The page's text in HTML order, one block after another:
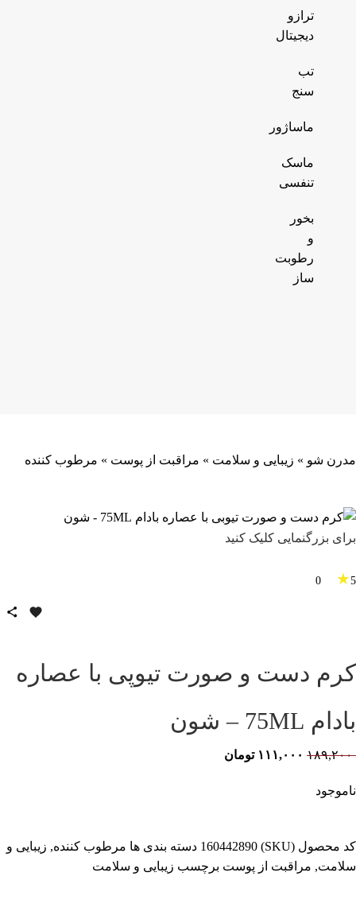
ترازو
دیجیتال
تب
سنج
ماساژور
ماسک
تنفسی
بخور
و
رطوبت
ساز
مدرن شو » زیبایی و سلامت » مراقبت از پوست » مرطوب کننده
برای بزرگنمایی کلیک کنید
5
★
کرم دست و صورت تیوپی با عصاره
بادام 75ML – شون
۱۸۹,۲۰۰ ۱۱۱,۰۰۰ تومان
ناموجود
کد محصول (SKU) 160442890 دسته بندی ها مرطوب کننده, زیبایی و
سلامت, مراقبت از پوست برچسب زیبایی و سلامت